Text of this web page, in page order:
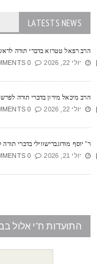
LATESTS NEWS
רפאל טטרוא בדברי תורה לראש
יולי 22, 2026 0 COMMENTS
מיכאל מירון בדברי תורה לפרשת
יולי 22, 2026 0 COMMENTS
יוסף מודזגברישווילי בדברי תורה
יולי 21, 2026 0 COMMENTS
התועדות ח"י אלול